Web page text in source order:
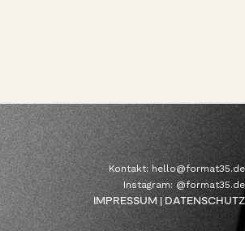
Kontakt: hello@format35.de
Instagram: @format35.de
IMPRESSUM
| DATENSCHUTZ